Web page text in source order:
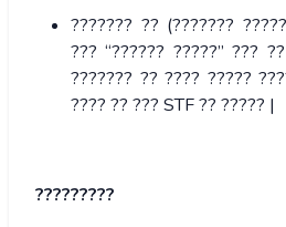
??????? ?? (???????
??? “?????? ?????” ???
??????? ?? ???? ?????
???? ?? ??? STF ?? ????? |
(Courtesy
?????????